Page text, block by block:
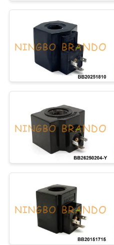
오
COMPANY
NEWS
맵
브
압축 공기
스 이음쇠
공 압 공